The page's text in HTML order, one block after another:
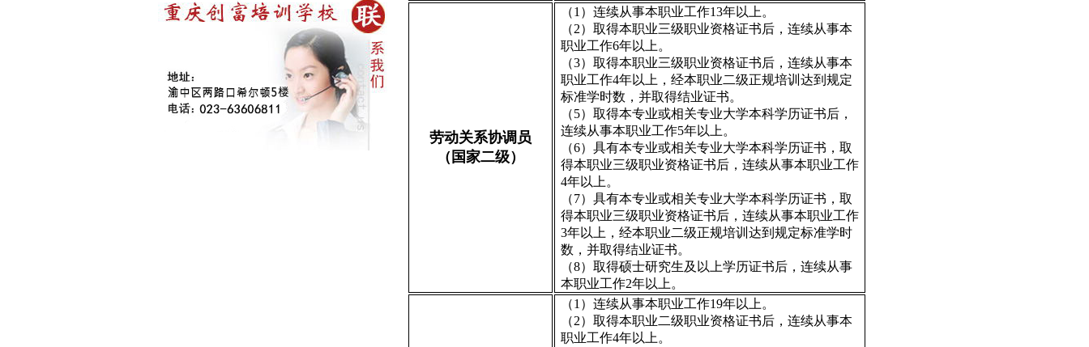
劳动关系协调员
（国家二级）
（1）连续从事本职业工作13年以上。
（2）取得本职业三级职业资格证书后，连续从事本
职业工作6年以上。
（3）取得本职业三级职业资格证书后，连续从事本
职业工作4年以上，经本职业二级正规培训达到规定
标准学时数，并取得结业证书。
（5）取得本专业或相关专业大学本科学历证书后，
连续从事本职业工作5年以上。
（6）具有本专业或相关专业大学本科学历证书，取
得本职业三级职业资格证书后，连续从事本职业工作
4年以上。
（7）具有本专业或相关专业大学本科学历证书，取
得本职业三级职业资格证书后，连续从事本职业工作
3年以上，经本职业二级正规培训达到规定标准学时
数，并取得结业证书。
（8）取得硕士研究生及以上学历证书后，连续从事
本职业工作2年以上。
（1）连续从事本职业工作19年以上。
（2）取得本职业二级职业资格证书后，连续从事本
职业工作4年以上。